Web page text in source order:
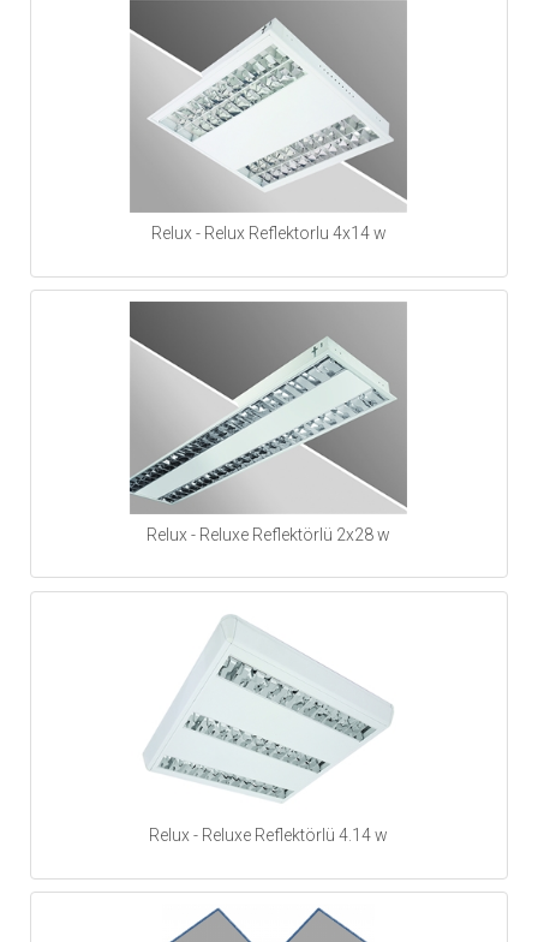
Relux - Relux Reflektorlu 4x14 w
Relux - Reluxe Reflektörlü 2x28 w
Relux - Reluxe Reflektörlü 4.14 w